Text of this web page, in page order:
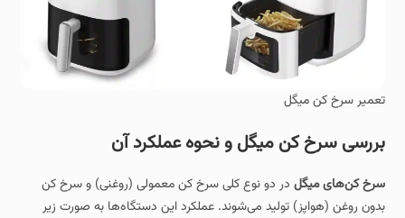
تعمیر سرخ کن میگل
بررسی سرخ‌ کن میگل و نحوه عملکرد آن
سرخ‌ کن‌های میگل در دو نوع کلی سرخ‌ کن معمولی (روغنی) و سرخ‌ کن
بدون روغن (هواپز) تولید می‌شوند. عملکرد این دستگاه‌ها به‌ صورت زیر